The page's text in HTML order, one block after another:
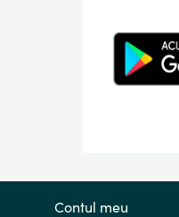
Contul meu